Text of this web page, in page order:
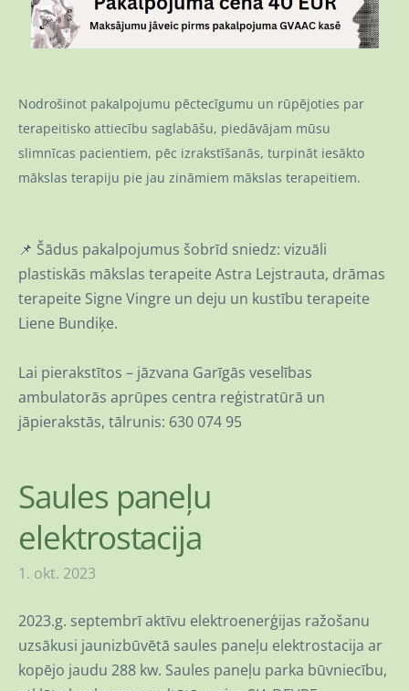
Nodrošinot pakalpojumu pēctecīgumu un rūpējoties par
terapeitisko attiecību saglabāšu, piedāvājam mūsu
slimnīcas pacientiem, pēc izrakstīšanās, turpināt iesākto
mākslas terapiju pie jau zināmiem mākslas terapeitiem.
📌 Šādus pakalpojumus šobrīd sniedz: vizuāli
plastiskās mākslas terapeite Astra Lejstrauta, drāmas
terapeite Signe Vingre un deju un kustību terapeite
Liene Bundiķe.
Lai pierakstītos – jāzvana Garīgās veselības
ambulatorās aprūpes centra reģistratūrā un
jāpierakstās, tālrunis: 630 074 95
Saules paneļu
elektrostacija
1. okt. 2023
2023.g. septembrī aktīvu elektroenerģijas ražošanu
uzsākusi jaunizbūvētā saules paneļu elektrostacija ar
kopējo jaudu 288 kw. Saules paneļu parka būvniecību,